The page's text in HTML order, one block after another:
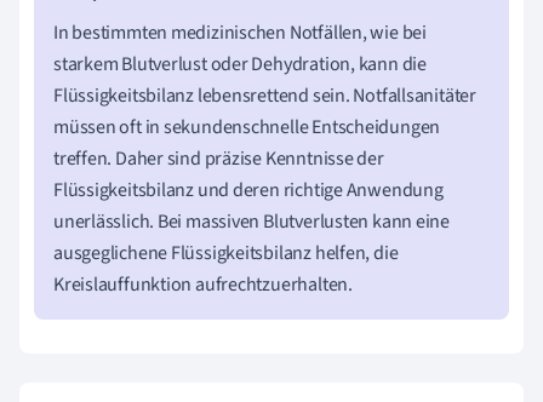
In bestimmten medizinischen Notfällen, wie bei
starkem Blutverlust oder Dehydration, kann die
Flüssigkeitsbilanz lebensrettend sein. Notfallsanitäter
müssen oft in sekundenschnelle Entscheidungen
treffen. Daher sind präzise Kenntnisse der
Flüssigkeitsbilanz und deren richtige Anwendung
unerlässlich. Bei massiven Blutverlusten kann eine
ausgeglichene Flüssigkeitsbilanz helfen, die
Kreislauffunktion aufrechtzuerhalten.